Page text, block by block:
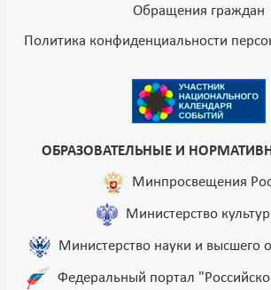
Обращения граждан
Политика конфиденциальности
ОБРАЗОВАТЕЛЬНЫЕ И
Минпросвещения
Министерство
Министерство науки и высшего
Федеральный портал